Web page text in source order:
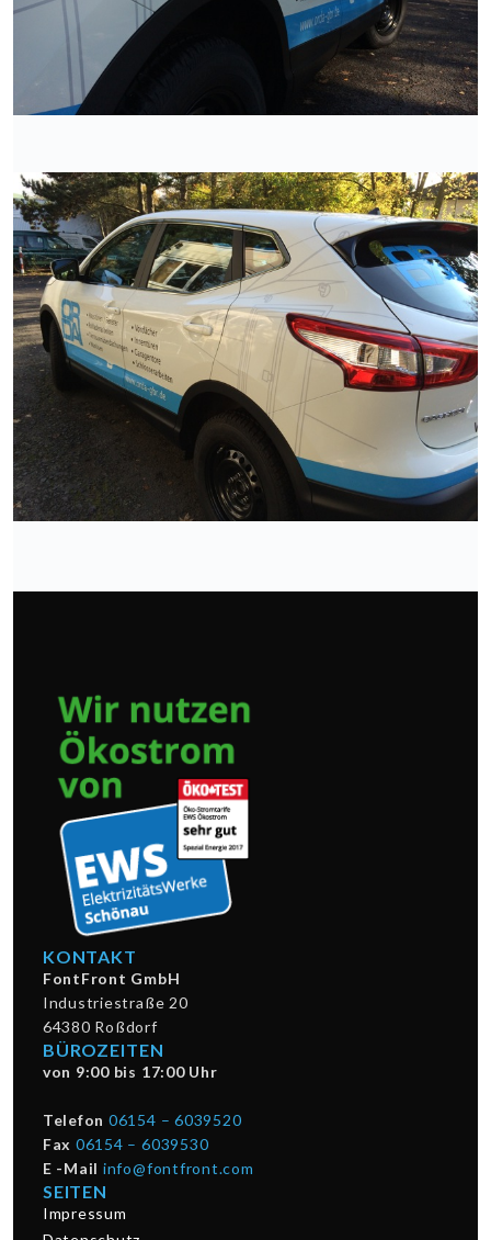
KONTAKT
FontFront GmbH
Industriestraße 20
64380 Roßdorf
BÜROZEITEN
von 9:00 bis 17:00 Uhr
Telefon 06154 – 6039520
Fax 06154 – 6039530
E -Mail info@fontfront.com
SEITEN
Impressum